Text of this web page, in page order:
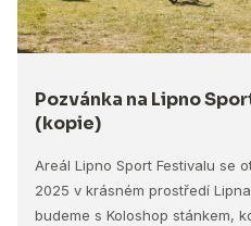
Pozvánka na Lipno
(kopie)
Areál Lipno Sport Festivalu se
2025 v krásném prostředí
budeme s Koloshop stánkem,